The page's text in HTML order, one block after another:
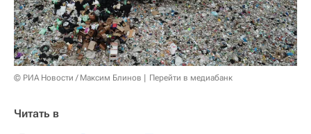
© РИА Новости / Максим Блинов Перейти в медиабанк
Читать в